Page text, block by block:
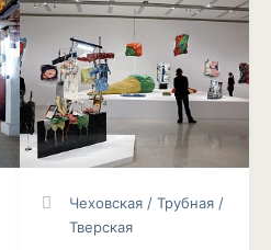
Чеховская / Трубная /
Тверская